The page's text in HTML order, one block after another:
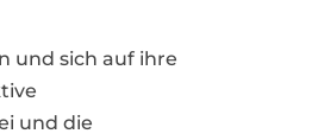
und sich auf ihre
und die